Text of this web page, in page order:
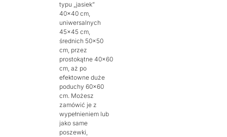
typu „jasiek”
40×40 cm,
uniwersalnych
45×45 cm,
średnich 50×50
cm, przez
prostokątne 40×60
cm, aż po
efektowne duże
poduchy 60×60
cm. Możesz
zamówić je z
wypełnieniem lub
jako same
poszewki,